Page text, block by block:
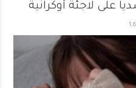
على لاجئة أوكرانية